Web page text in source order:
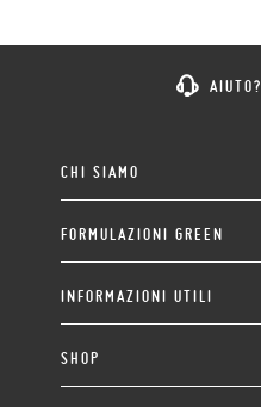
AIUTO?
CHI SIAMO
FORMULAZIONI GREEN
INFORMAZIONI UTILI
SHOP